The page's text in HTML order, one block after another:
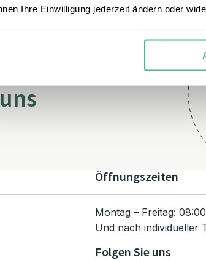
Ihre Einwilligung jederzeit ändern oder
Öffnungszeiten
Montag – Freitag:
Und nach individueller
Folgen Sie uns